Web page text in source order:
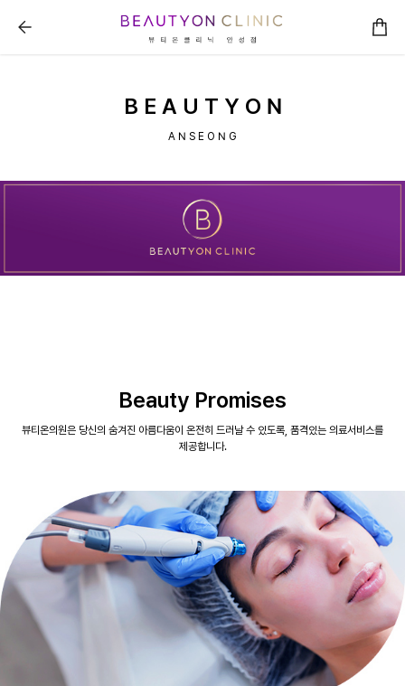
뷰티온의원 안성점 :: 병원소개
B E A U T Y O N
A N S E O N G
Beauty Promises
뷰티온의원은 당신의 숨겨진 아름다움이 온전히 드러날 수 있도록, 품격있는 의료서비스를
제공합니다.